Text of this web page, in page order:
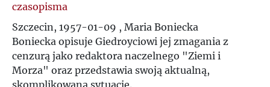
czasopisma
Szczecin, 1957-01-09 , Maria Boniecka
Boniecka opisuje Giedroyciowi jej zmagania z
cenzurą jako redaktora naczelnego "Ziemi i
Morza" oraz przedstawia swoją aktualną,
skomplikowaną sytuację.